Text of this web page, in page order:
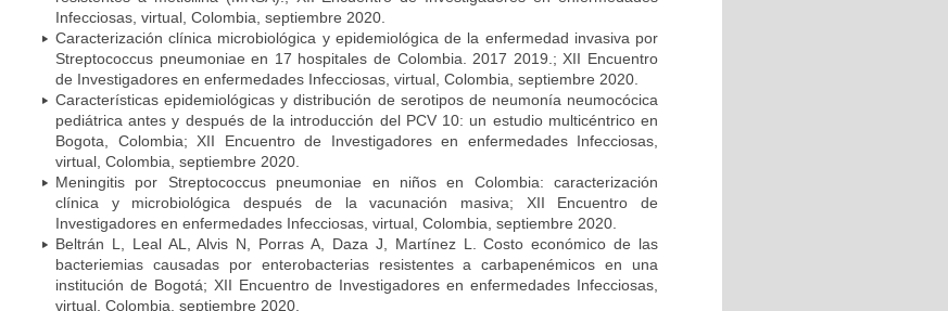
Infecciosas, virtual, Colombia, septiembre 2020.
Caracterización clínica microbiológica y epidemiológica de la enfermedad invasiva por
Streptococcus pneumoniae en 17 hospitales de Colombia. 2017 2019.; XII Encuentro
de Investigadores en enfermedades Infecciosas, virtual, Colombia, septiembre 2020.
Características epidemiológicas y distribución de serotipos de neumonía neumocócica
pediátrica antes y después de la introducción del PCV 10: un estudio multicéntrico en
Bogota, Colombia; XII Encuentro de Investigadores en enfermedades Infecciosas,
virtual, Colombia, septiembre 2020.
Meningitis por Streptococcus pneumoniae en niños en Colombia: caracterización
clínica y microbiológica después de la vacunación masiva; XII Encuentro de
Investigadores en enfermedades Infecciosas, virtual, Colombia, septiembre 2020.
Beltrán L, Leal AL, Alvis N, Porras A, Daza J, Martínez L. Costo económico de las
bacteriemias causadas por enterobacterias resistentes a carbapenémicos en una
institución de Bogotá; XII Encuentro de Investigadores en enfermedades Infecciosas,
virtual, Colombia, septiembre 2020.